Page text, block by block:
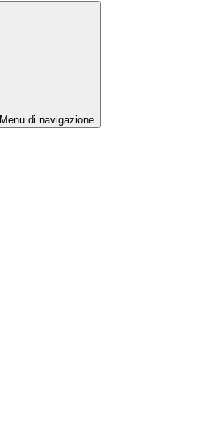
Menu di navigazione